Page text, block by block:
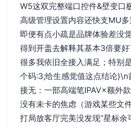
W5这双完整端口控件&壁变口
高级管理设置内容还快支MU多
即便有点小疏是品牌体验差没
得到开盖去解释其基本3倍要
很多我依旧全接入满足；特别
个码:3;给生感觉值这点结论)\n
接无：一部高端笔IPAV×额外
没有未卡的焦虑（游戏某些文
打局放客厅完美没发现“星标余